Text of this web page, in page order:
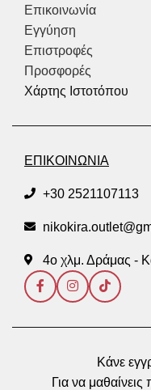
Επικοινωνία
Εγγύηση
Επιστροφές
Προσφορές
Χάρτης Ιστοτόπου
ΕΠΙΚΟΙΝΩΝΙΑ
+30 2521107113
4ο χλμ. Δράμας -
Κάνε
Για να